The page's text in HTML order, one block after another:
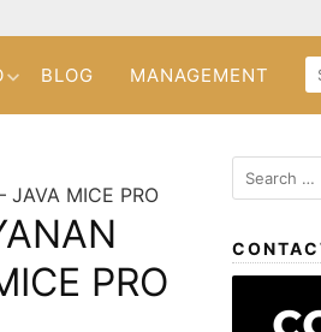
BLOG MANAGEMENT
JAVA MICE PRO
PRO